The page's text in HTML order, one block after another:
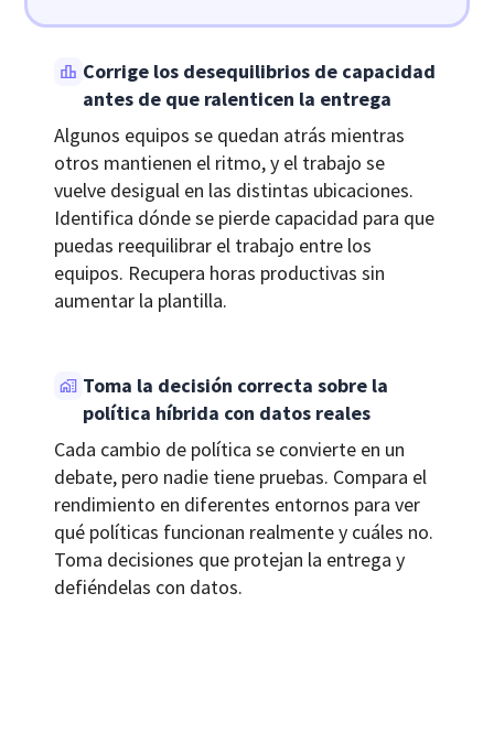
Corrige los desequilibrios de capacidad
antes de que ralenticen la entrega
Algunos equipos se quedan atrás mientras
otros mantienen el ritmo, y el trabajo se
vuelve desigual en las distintas ubicaciones.
Identifica dónde se pierde capacidad para que
puedas reequilibrar el trabajo entre los
equipos. Recupera horas productivas sin
aumentar la plantilla.
Toma la decisión correcta sobre la
política híbrida con datos reales
Cada cambio de política se convierte en un
debate, pero nadie tiene pruebas. Compara el
rendimiento en diferentes entornos para ver
qué políticas funcionan realmente y cuáles no.
Toma decisiones que protejan la entrega y
defiéndelas con datos.